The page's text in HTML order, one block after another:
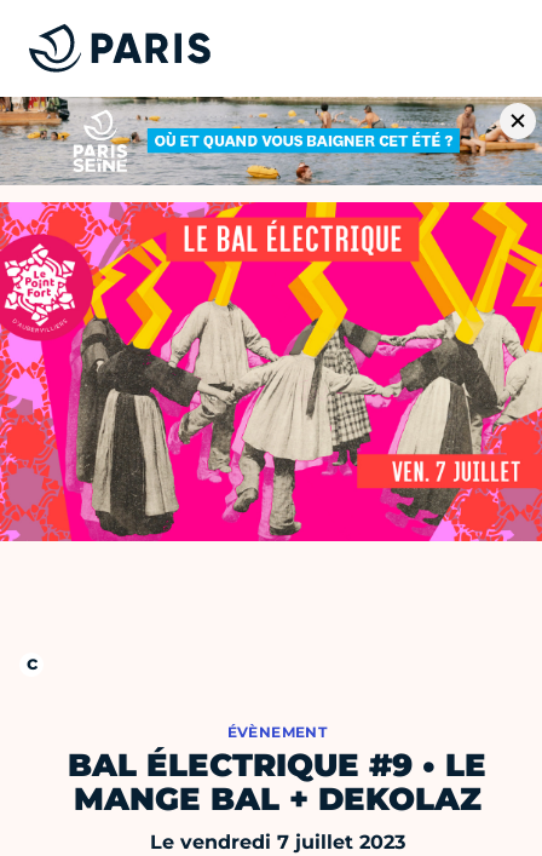
ÉVÈNEMENT
BAL ÉLECTRIQUE #9 • LE
MANGE BAL + DEKOLAZ
Le vendredi 7 juillet 2023